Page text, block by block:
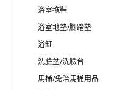
浴室拖鞋
浴室地墊/腳踏墊
浴缸
洗臉盆/洗臉台
馬桶/免治馬桶用品